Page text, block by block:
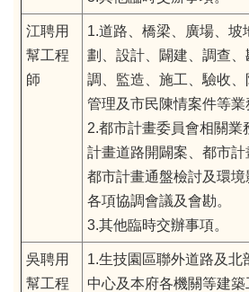
江聘用
幫工程
師
1.道路、橋梁、廣場、坡
劃、設計、闢建、調查、
調、監造、施工、驗收
管理及市民陳情案件等業
2.都市計畫委員會相關業
計畫道路開闢案、都市計
都市計畫通盤檢討及環
各項協調會議及會勘。
3.其他臨時交辦事項。
吳聘用
幫工程
1.生技園區聯外道路及北
中心及本府各機關等建築